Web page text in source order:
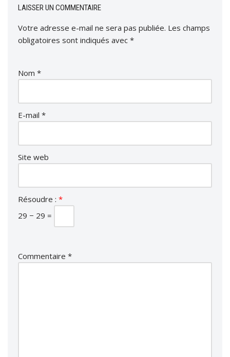
LAISSER UN COMMENTAIRE
Votre adresse e-mail ne sera pas publiée. Les champs
obligatoires sont indiqués avec *
Nom *
E-mail *
Site web
Résoudre : *
29 − 29 =
Commentaire *